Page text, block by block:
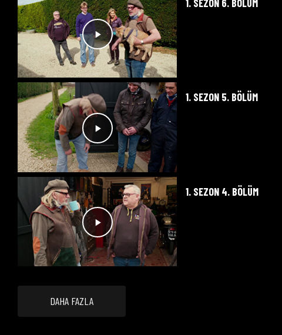
1. SEZON 6. BÖLÜM
1. SEZON 5. BÖLÜM
1. SEZON 4. BÖLÜM
DAHA FAZLA